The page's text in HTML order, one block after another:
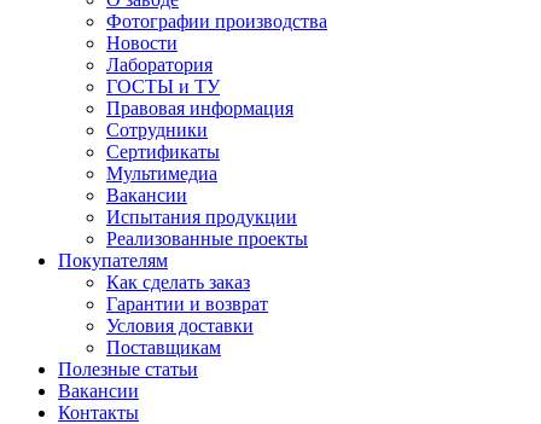
Фотографии производства
Новости
Лаборатория
ГОСТЫ и ТУ
Правовая информация
Сотрудники
Сертификаты
Мультимедиа
Вакансии
Испытания продукции
Реализованные проекты
Покупателям
Как сделать заказ
Гарантии и возврат
Условия доставки
Поставщикам
Полезные статьи
Вакансии
Контакты